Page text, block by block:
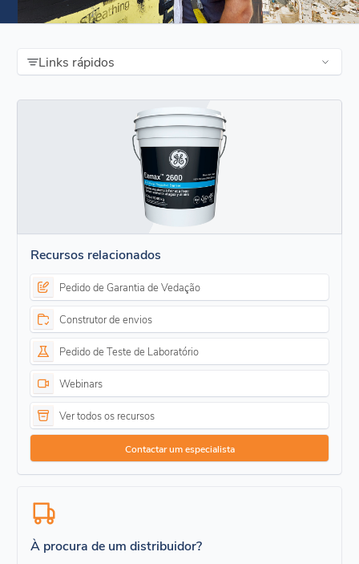
Links rápidos
Recursos relacionados
Pedido de Garantia de Vedação
Construtor de envios
Pedido de Teste de Laboratório
Webinars
Ver todos os recursos
Contactar um especialista
À procura de um distribuidor?